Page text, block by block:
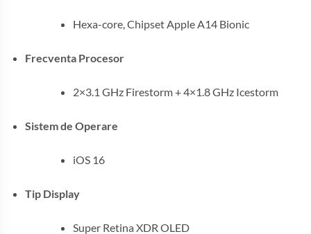
Hexa-core, Chipset Apple A14 Bionic
Frecventa Procesor
2×3.1 GHz Firestorm + 4×1.8 GHz Icestorm
Sistem de Operare
iOS 16
Tip Display
Super Retina XDR OLED